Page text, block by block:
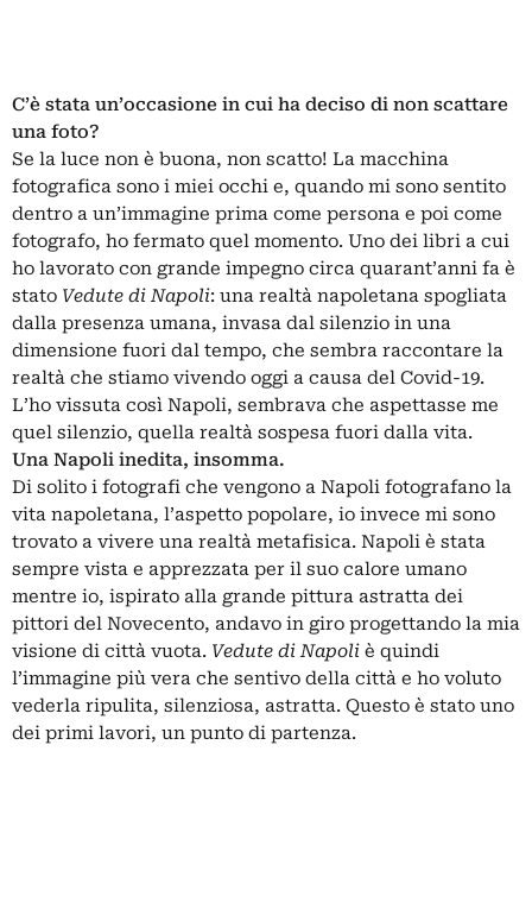
C’è stata un’occasione in cui ha deciso di non scattare
una foto?
Se la luce non è buona, non scatto! La macchina
fotografica sono i miei occhi e, quando mi sono sentito
dentro a un’immagine prima come persona e poi come
fotografo, ho fermato quel momento. Uno dei libri a cui
ho lavorato con grande impegno circa quarant’anni fa è
stato Vedute di Napoli: una realtà napoletana spogliata
dalla presenza umana, invasa dal silenzio in una
dimensione fuori dal tempo, che sembra raccontare la
realtà che stiamo vivendo oggi a causa del Covid-19.
L’ho vissuta così Napoli, sembrava che aspettasse me
quel silenzio, quella realtà sospesa fuori dalla vita.
Una Napoli inedita, insomma.
Di solito i fotografi che vengono a Napoli fotografano la
vita napoletana, l’aspetto popolare, io invece mi sono
trovato a vivere una realtà metafisica. Napoli è stata
sempre vista e apprezzata per il suo calore umano
mentre io, ispirato alla grande pittura astratta dei
pittori del Novecento, andavo in giro progettando la mia
visione di città vuota. Vedute di Napoli è quindi
l’immagine più vera che sentivo della città e ho voluto
vederla ripulita, silenziosa, astratta. Questo è stato uno
dei primi lavori, un punto di partenza.